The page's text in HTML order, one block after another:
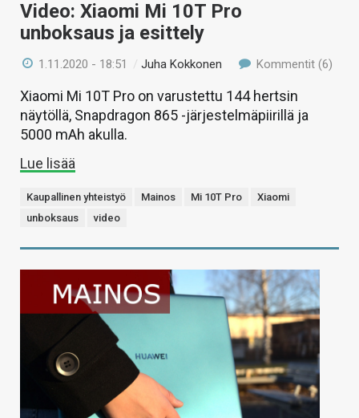
Video: Xiaomi Mi 10T Pro
unboksaus ja esittely
1.11.2020 - 18:51 /Juha Kokkonen Kommentit (6)
Xiaomi Mi 10T Pro on varustettu 144 hertsin
näytöllä, Snapdragon 865 -järjestelmäpiirillä ja
5000 mAh akulla.
Lue lisää
Kaupallinen yhteistyö Mainos Mi 10T Pro
Xiaomi
unboksaus
video